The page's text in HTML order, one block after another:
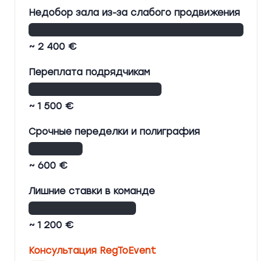
Недобор зала из-за слабого продвижения
~ 2 400 €
Переплата подрядчикам
~ 1 500 €
Срочные переделки и полиграфия
~ 600 €
Лишние ставки в команде
~ 1 200 €
Консультация RegToEvent